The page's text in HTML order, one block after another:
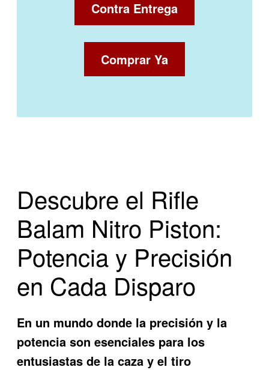
Contra Entrega
Comprar Ya
Descubre el Rifle
Balam Nitro Piston:
Potencia y Precisión
en Cada Disparo
En un mundo donde la precisión y la
potencia son esenciales para los
entusiastas de la caza y el tiro